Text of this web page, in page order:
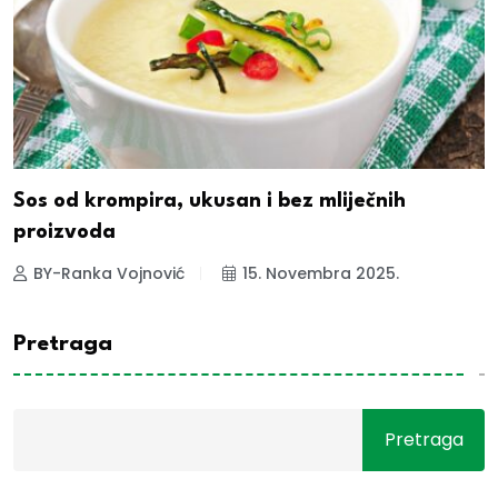
Sos od krompira, ukusan i bez mliječnih
proizvoda
BY-Ranka Vojnović 15. Novembra 2025.
Pretraga
Pretraga